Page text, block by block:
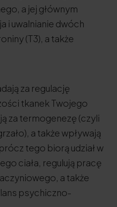
a jej głównym
i uwalnianie dwóch
(T3), a także
za regulację
tkanek Twojego
za termogenezę (czyli
a także wpływają
tego biorą udział w
ciała, regulują pracę
a także
psychiczno-